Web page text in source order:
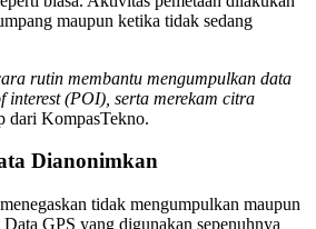
maupun ketika tidak sedang
rutin membantu mengumpulkan data
interest (POI), serta merekam citra
dari KompasTekno.
Dianonimkan
tidak mengumpulkan maupun
GPS yang digunakan sepenuhnya